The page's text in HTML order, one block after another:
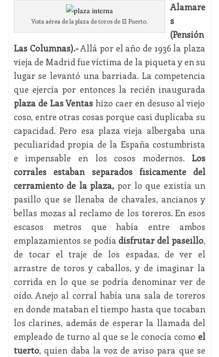
Vista aérea de la plaza de toros de El Puerto.
Alamare
s
(Pensión
Las Columnas).-Allá por el año de 1936 la plaza
vieja de Madrid fue víctima de la piqueta y en su
lugar se levantó una barriada. La competencia
que ejercía por entonces la recién inaugurada
plaza de Las Ventas hizo caer en desuso al viejo
coso, entre otras cosas porque casi duplicaba su
capacidad. Pero esa plaza vieja albergaba una
peculiaridad propia de la España costumbrista
e impensable en los cosos modernos. Los
corrales estaban separados físicamente del
cerramiento de la plaza, por lo que existía un
pasillo que se llenaba de chavales, ancianos y
bellas mozas al reclamo de los toreros. En esos
escasos metros que había entre ambos
emplazamientos se podía disfrutar del paseíllo,
de tocar el traje de los espadas, de ver el
arrastre de toros y caballos, y de imaginar la
corrida en lo que se podría denominar ver de
oído. Anejo al corral había una sala de toreros
en donde mataban el tiempo hasta que tocaban
los clarines, además de esperar la llamada del
empleado de turno al que se le conocía como el
tuerto, quien daba la voz de aviso para que se